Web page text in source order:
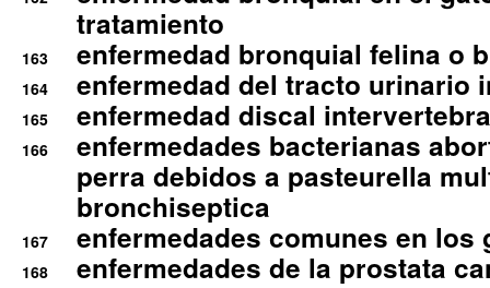
tratamiento
163 enfermedad bronquial felina o
164 enfermedad del tracto urinario
165 enfermedad discal
166
enfermedades bacterianas
perra debidos a pasteurella
bronchiseptica
167 enfermedades comunes en los
168 enfermedades de la prostata